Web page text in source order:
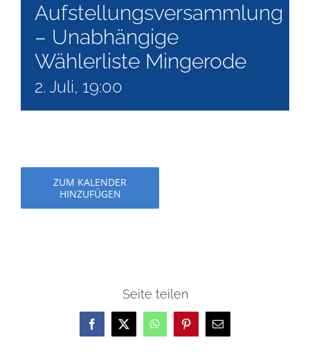
Aufstellungsversammlung
– Unabhängige
Wählerliste Mingerode
2. Juli, 19:00
ZUM KALENDER
HINZUFÜGEN
Seite teilen
Facebook
X WhatsAppPinterest
E-
Mail